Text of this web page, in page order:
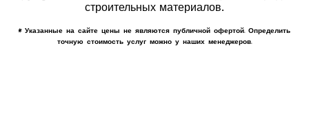
строительных материалов.
* Указанные на сайте цены не являются публичной офертой. Определить
точную стоимость услуг можно у наших менеджеров.